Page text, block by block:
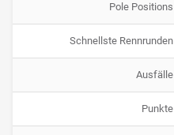
Pole Positions
Schnellste Rennrunden
Ausfälle
Punkte